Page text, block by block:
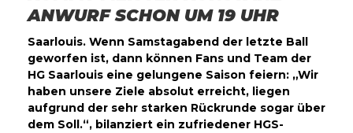
ANWURF SCHON UM 19 UHR
Saarlouis. Wenn Samstagabend der letzte Ball
geworfen ist, dann können Fans und Team der
HG Saarlouis eine gelungene Saison feiern: „Wir
haben unsere Ziele absolut erreicht, liegen
aufgrund der sehr starken Rückrunde sogar über
dem Soll.“, bilanziert ein zufriedener HGS-